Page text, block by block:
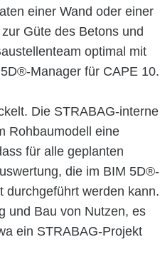
einer Wand oder einer
Güte des Betons und
optimal mit
Manager für CAPE 10.
Die STRABAG-interne
Rohbaumodell eine
für alle geplanten
die im BIM 5D®-
durchgeführt werden kann.
und Bau von Nutzen, es
ein STRABAG-Projekt